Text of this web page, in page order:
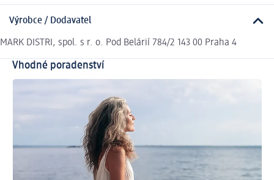
Výrobce / Dodavatel
MARK DISTRI, spol. s r. o. Pod Belárií 784/2 143 00 Praha 4
Vhodné poradenství